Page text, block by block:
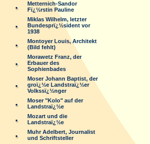
Metternich-Sandor
Fï¿½rstin Pauline
Miklas Wilhelm, letzter
Bundesprï¿½sident vor
1938
Montoyer Louis, Architekt
(Bild fehlt)
Morawetz Franz, der
Erbauer des
Sophienbades
Moser Johann Baptist, der
groï¿½e Landstraï¿½er
Volkssï¿½nger
Moser "Kolo" auf der
Landstraï¿½e
Mozart und die
Landstraï¿½e
Muhr Adelbert, Journalist
und Schriftsteller